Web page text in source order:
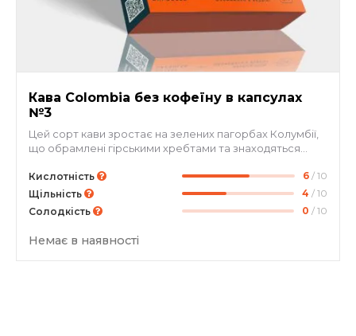
Кава Colombia без кофеїну в капсулах
№3
Цей сорт кави зростає на зелених пагорбах Колумбії,
що обрамлені гірськими хребтами та знаходяться
своїм вишуканим смаком та насиченими нотками
мигдалю, шоколаду, підкресленими ніжною
кислотністю сливи. Для вашої зручності ми випустили
цей сорт у зручних капсулах, які підходять для
кавоварок Nespresso. Зазначимо, що кава пройшла
спеціальну процедуру з видалення кофеїну з зерна.
Кислотність 6 / 10
Щільність
4 / 10
Солодкість
0 / 10
Немає в наявності